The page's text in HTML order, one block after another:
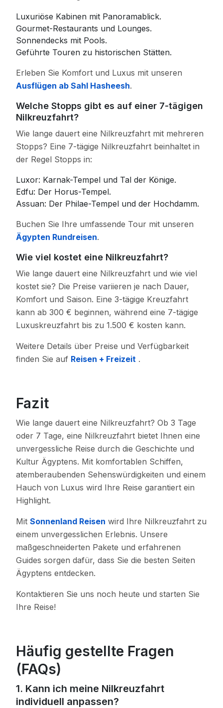
Luxuriöse Kabinen mit Panoramablick.
Gourmet-Restaurants und Lounges.
Sonnendecks mit Pools.
Geführte Touren zu historischen Stätten.
Erleben Sie Komfort und Luxus mit unseren
Ausflügen ab Sahl Hasheesh.
Welche Stopps gibt es auf einer 7-tägigen
Nilkreuzfahrt?
Wie lange dauert eine Nilkreuzfahrt mit mehreren
Stopps? Eine 7-tägige Nilkreuzfahrt beinhaltet in
der Regel Stopps in:
Luxor: Karnak-Tempel und Tal der Könige.
Edfu: Der Horus-Tempel.
Assuan: Der Philae-Tempel und der Hochdamm.
Buchen Sie Ihre umfassende Tour mit unseren
Ägypten Rundreisen.
Wie viel kostet eine Nilkreuzfahrt?
Wie lange dauert eine Nilkreuzfahrt und wie viel
kostet sie? Die Preise variieren je nach Dauer,
Komfort und Saison. Eine 3-tägige Kreuzfahrt
kann ab 300 € beginnen, während eine 7-tägige
Luxuskreuzfahrt bis zu 1.500 € kosten kann.
Weitere Details über Preise und Verfügbarkeit
finden Sie auf Reisen + Freizeit .
Fazit
Wie lange dauert eine Nilkreuzfahrt? Ob 3 Tage
oder 7 Tage, eine Nilkreuzfahrt bietet Ihnen eine
unvergessliche Reise durch die Geschichte und
Kultur Ägyptens. Mit komfortablen Schiffen,
atemberaubenden Sehenswürdigkeiten und einem
Hauch von Luxus wird Ihre Reise garantiert ein
Highlight.
Mit Sonnenland Reisen wird Ihre Nilkreuzfahrt zu
einem unvergesslichen Erlebnis. Unsere
maßgeschneiderten Pakete und erfahrenen
Guides sorgen dafür, dass Sie die besten Seiten
Ägyptens entdecken.
Kontaktieren Sie uns noch heute und starten Sie
Ihre Reise!
Häufig gestellte Fragen
(FAQs)
1. Kann ich meine Nilkreuzfahrt
individuell anpassen?